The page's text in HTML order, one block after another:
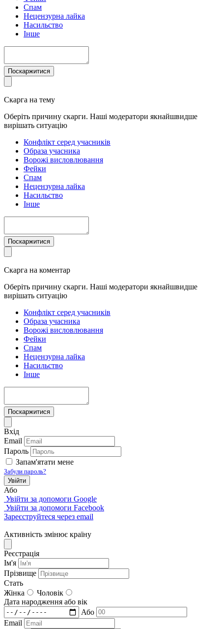
Спам
Нецензурна лайка
Насильство
Інше
Поскаржитися
Скарга на тему
Оберіть причину скарги. Наші модератори якнайшвидше
вирішать ситуацію
Конфлікт серед учасників
Образа учасника
Ворожі висловлювання
Фейки
Спам
Нецензурна лайка
Насильство
Інше
Поскаржитися
Скарга на коментар
Оберіть причину скарги. Наші модератори якнайшвидше
вирішать ситуацію
Конфлікт серед учасників
Образа учасника
Ворожі висловлювання
Фейки
Спам
Нецензурна лайка
Насильство
Інше
Поскаржитися
Вхід
Email
Пароль
Запам'ятати мене
Забули пароль?
Увійти
Або
Увійти за допомоги Google
Увійти за допомоги Facebook
Зареєструйтеся через email
Активність змінює країну
Реєстрація
Iм'я
Прізвище
Стать
Жінка
Чоловік
Дата народження або вік
Або
Email